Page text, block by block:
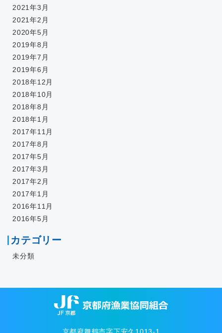
2021年3月
2021年2月
2020年5月
2019年8月
2019年7月
2019年6月
2018年12月
2018年10月
2018年8月
2018年1月
2017年11月
2017年8月
2017年5月
2017年3月
2017年2月
2017年1月
2016年11月
2016年5月
カテゴリー
未分類
京都府舞鶴市字下安久1013-1